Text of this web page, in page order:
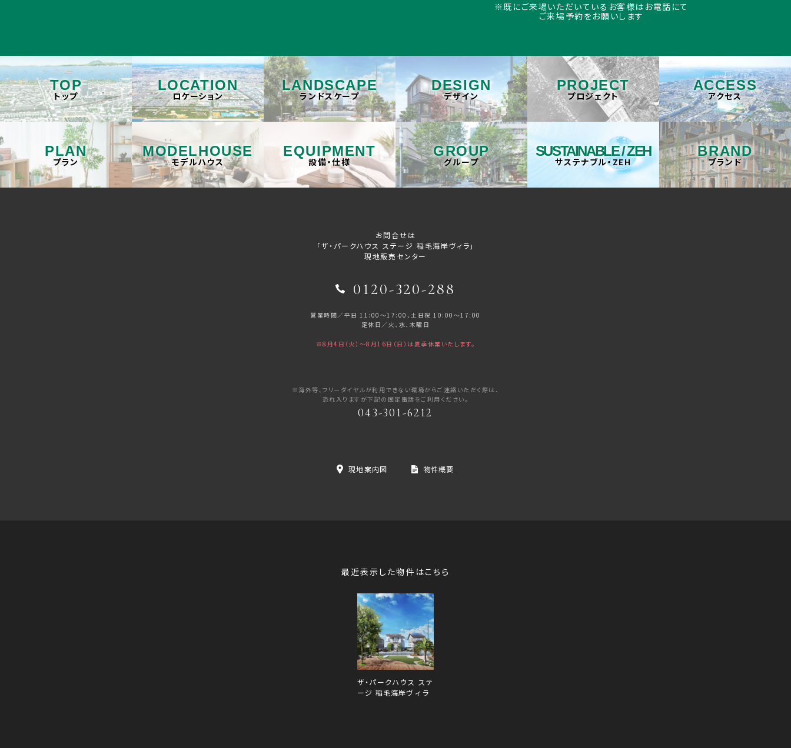
※既にご来場いただいているお客様はお電話にて
ご来場予約をお願いします
TOP
トップ
LOCATION
ロケーション
LANDSCAPE
ランドスケープ
DESIGN
デザイン
PROJECT
プロジェクト
ACCESS
アクセス
PLAN
プラン
MODELHOUSE
モデルハウス
EQUIPMENT
設備・仕様
GROUP
グループ
SUSTAINABLE / ZEH
サステナブル・ZEH
BRAND
ブランド
お問合せは
「ザ・パークハウス ステージ 稲毛海岸ヴィラ」
現地販売センター
0120-320-288
営業時間／平日 11:00～17:00、土日祝 10:00～17:00
定休日／火、水、木曜日
※8月4日（火）～8月16日（日）は夏季休業いたします。
※海外等、フリーダイヤルが利用できない環境からご連絡いただく際は、
恐れ入りますが下記の固定電話をご利用ください。
043-301-6212
現地案内図 物件概要
最近表示した物件はこちら